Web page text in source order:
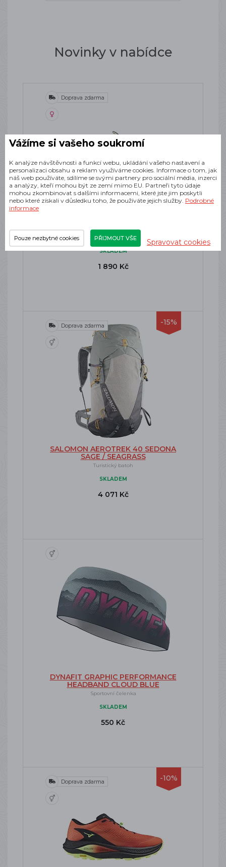
Novinky v nabídce
Doprava zdarma
VANILLA ICE / VANILLA ICE / BLACK
Dámské pantofle
SKLADEM
1 890 Kč
-15%
Doprava zdarma
SALOMON AEROTREK 40 SEDONA
SAGE / SEAGRASS
Turistický batoh
SKLADEM
4 071 Kč
DYNAFIT GRAPHIC PERFORMANCE
HEADBAND CLOUD BLUE
Sportovní čelenka
SKLADEM
550 Kč
-10%
Doprava zdarma
Vážíme si vašeho soukromí
K analýze návštěvnosti a funkcí webu, ukládání vašeho nastavení a
personalizaci obsahu a reklam využíváme cookies. Informace o tom, jak
náš web používáte, sdílíme se svými partnery pro sociální média, inzerci
a analýzy, kteří mohou být ze zemí mimo EU. Partneři tyto údaje
mohou zkombinovat s dalšími informacemi, které jste jim poskytli
nebo které získali v důsledku toho, že používáte jejich služby. Podrobné
informace
Pouze nezbytné cookies PŘIJMOUT VŠE Spravovat cookies